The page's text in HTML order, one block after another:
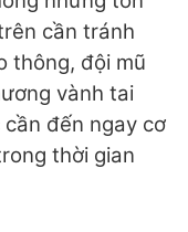
cần tránh
thông, đội mũ
vành tai
đến ngay cơ
thời gian